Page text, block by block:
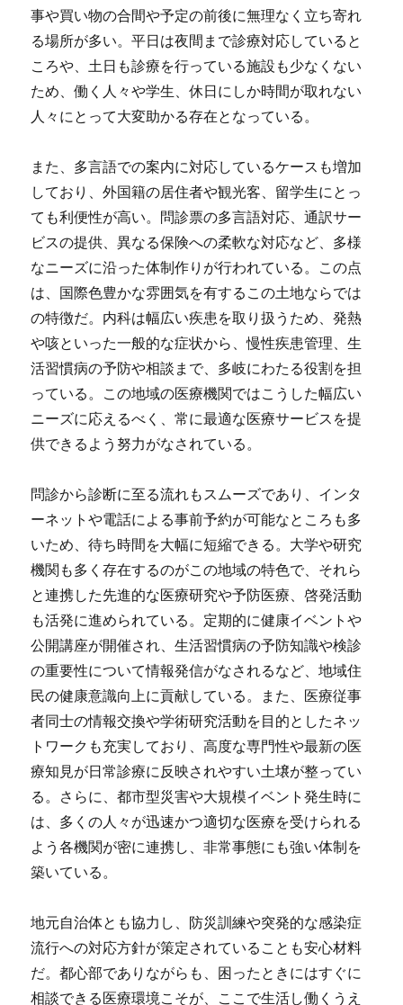
事や買い物の合間や予定の前後に無理なく立ち寄れ
る場所が多い。平日は夜間まで診療対応していると
ころや、土日も診療を行っている施設も少なくない
ため、働く人々や学生、休日にしか時間が取れない
人々にとって大変助かる存在となっている。
また、多言語での案内に対応しているケースも増加
しており、外国籍の居住者や観光客、留学生にとっ
ても利便性が高い。問診票の多言語対応、通訳サー
ビスの提供、異なる保険への柔軟な対応など、多様
なニーズに沿った体制作りが行われている。この点
は、国際色豊かな雰囲気を有するこの土地ならでは
の特徴だ。内科は幅広い疾患を取り扱うため、発熱
や咳といった一般的な症状から、慢性疾患管理、生
活習慣病の予防や相談まで、多岐にわたる役割を担
っている。この地域の医療機関ではこうした幅広い
ニーズに応えるべく、常に最適な医療サービスを提
供できるよう努力がなされている。
問診から診断に至る流れもスムーズであり、インタ
ーネットや電話による事前予約が可能なところも多
いため、待ち時間を大幅に短縮できる。大学や研究
機関も多く存在するのがこの地域の特色で、それら
と連携した先進的な医療研究や予防医療、啓発活動
も活発に進められている。定期的に健康イベントや
公開講座が開催され、生活習慣病の予防知識や検診
の重要性について情報発信がなされるなど、地域住
民の健康意識向上に貢献している。また、医療従事
者同士の情報交換や学術研究活動を目的としたネッ
トワークも充実しており、高度な専門性や最新の医
療知見が日常診療に反映されやすい土壌が整ってい
る。さらに、都市型災害や大規模イベント発生時に
は、多くの人々が迅速かつ適切な医療を受けられる
よう各機関が密に連携し、非常事態にも強い体制を
築いている。
地元自治体とも協力し、防災訓練や突発的な感染症
流行への対応方針が策定されていることも安心材料
だ。都心部でありながらも、困ったときにはすぐに
相談できる医療環境こそが、ここで生活し働くうえ